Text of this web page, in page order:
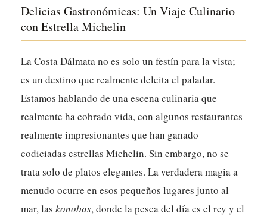
Delicias Gastronómicas: Un Viaje Culinario
con Estrella Michelin
La Costa Dálmata no es solo un festín para la vista;
es un destino que realmente deleita el paladar.
Estamos hablando de una escena culinaria que
realmente ha cobrado vida, con algunos restaurantes
realmente impresionantes que han ganado
codiciadas estrellas Michelin. Sin embargo, no se
trata solo de platos elegantes. La verdadera magia a
menudo ocurre en esos pequeños lugares junto al
mar, laskonobas, donde la pesca del día es el rey y el